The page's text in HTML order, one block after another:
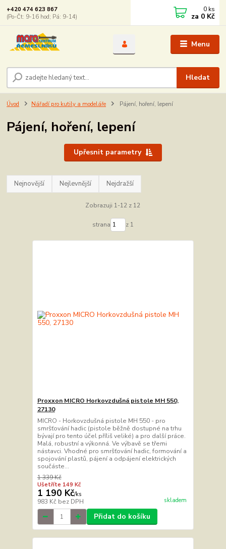
Menu
Hledat
+420 474 623 867
(Po-Čt: 9-16 hod; Pá: 9-14)
0 ks
za 0 Kč
Úvod Nářadí pro kutily a modeláře Pájení, hoření, lepení
Pájení, hoření, lepení
Upřesnit parametry
Nejnovější Nejlevnější Nejdražší
Zobrazuji 1-12 z 12
strana z 1
Proxxon MICRO Horkovzdušná pistole MH 550,
27130
MICRO - Horkovzdušná pistole MH 550 - pro
smršťování hadic (pistole běžně dostupné na trhu
bývají pro tento účel příliš veliké) a pro další práce.
Malá, robustní a výkonná. Ve výbavě se třemi
nástavci. Vhodné pro smršťování hadic, formování a
spojování plastů, pájení a odpájení elektrických
součáste...
1 339 Kč
Ušetříte 149 Kč
1 190 Kč/ks
983 Kč bez DPH skladem
Přidat do košíku